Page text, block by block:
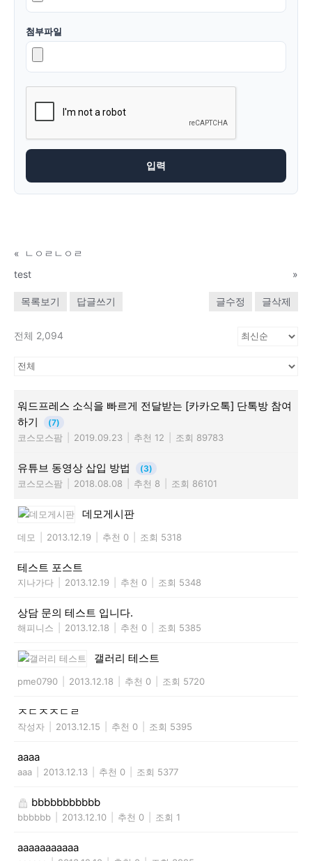
첨부파일
« ㄴㅇㄹㄴㅇㄹ
test
»
목록보기 답글쓰기 글수정 글삭제
전체 2,094
워드프레스 소식을 빠르게 전달받는 [카카오톡] 단톡방 참여
하기
(7)
코스모스팜 2019.09.23 추천 12 조회 89783
유튜브 동영상 삽입 방법 (3)
코스모스팜 2018.08.08 추천 8 조회 86101
데모게시판
데모 2013.12.19 추천 0 조회 5318
테스트 포스트
지나가다 2013.12.19 추천 0 조회 5348
상담 문의 테스트 입니다.
해피니스 2013.12.18 추천 0 조회 5385
갤러리 테스트
pme0790 2013.12.18 추천 0 조회 5720
ㅈㄷㅈㅈㄷㄹ
작성자 2013.12.15 추천 0 조회 5395
aaaa
aaa 2013.12.13 추천 0 조회 5377
bbbbbbbbbbb
bbbbbb 2013.12.10 추천 0 조회 1
aaaaaaaaaaa